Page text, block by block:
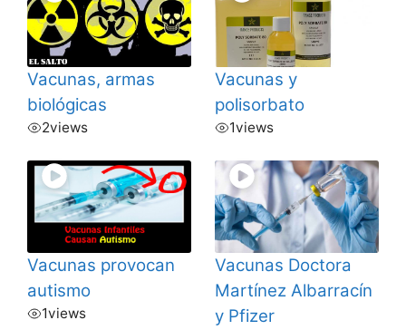
Vacunas, armas
biológicas
2views
Vacunas y
polisorbato
1views
Vacunas provocan
autismo
1views
Vacunas Doctora
Martínez Albarracín
y Pfizer